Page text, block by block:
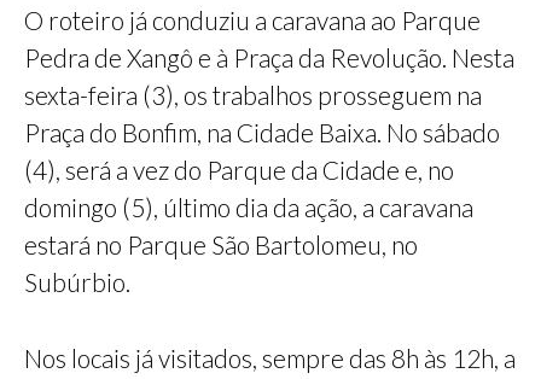
O roteiro já conduziu a caravana ao Parque
Pedra de Xangô e à Praça da Revolução. Nesta
sexta-feira (3), os trabalhos prosseguem na
Praça do Bonfim, na Cidade Baixa. No sábado
(4), será a vez do Parque da Cidade e, no
domingo (5), último dia da ação, a caravana
estará no Parque São Bartolomeu, no
Subúrbio.
Nos locais já visitados, sempre das 8h às 12h, a